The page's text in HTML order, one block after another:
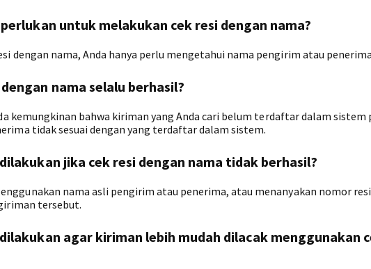
untuk melakukan cek resi dengan nama?
dengan nama, Anda hanya perlu mengetahui nama pengirim atau
nama selalu berhasil?
kemungkinan bahwa kiriman yang Anda cari belum terdaftar dalam sistem
tidak sesuai dengan yang terdaftar dalam sistem.
jika cek resi dengan nama tidak berhasil?
nama asli pengirim atau penerima, atau menanyakan nomor
tersebut.
agar kiriman lebih mudah dilacak menggunakan